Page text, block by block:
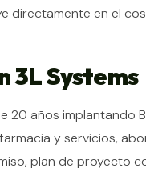
directamente en el
3L Systems
20 años implantando
y servicios,
plan de proyecto